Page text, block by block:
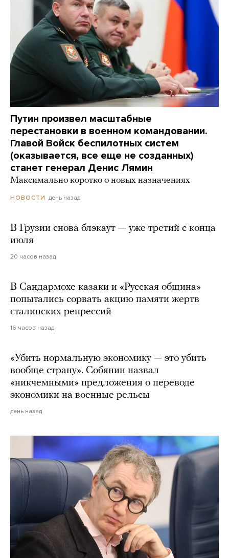
Путин произвел масштабные
перестановки в военном командовании.
Главой Войск беспилотных систем
(оказывается, все еще не созданных)
станет генерал Денис Лямин
Максимально коротко о новых назначениях
НОВОСТИ день назад
В Грузии снова блэкаут — уже третий с конца
июля
20 часов назад
В Сандармохе казаки и «Русская община»
попытались сорвать акцию памяти жертв
сталинских репрессий
16 часов назад
«Убить нормальную экономику — это убить
вообще страну». Собянин назвал
«никчемными» предложения о переводе
экономики на военные рельсы
день назад